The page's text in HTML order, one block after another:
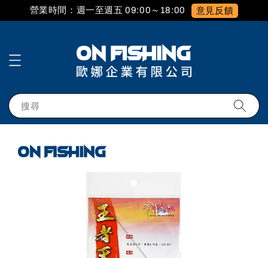
營業時間：週一至週五 09:00～18:00 意見反饋
搜尋